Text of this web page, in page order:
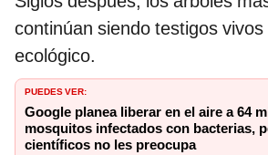
continúan siendo testigos
ecológico.
PUEDES VER:
Google planea liberar en el aire a 64
mosquitos infectados con bacterias,
científicos no les preocupa